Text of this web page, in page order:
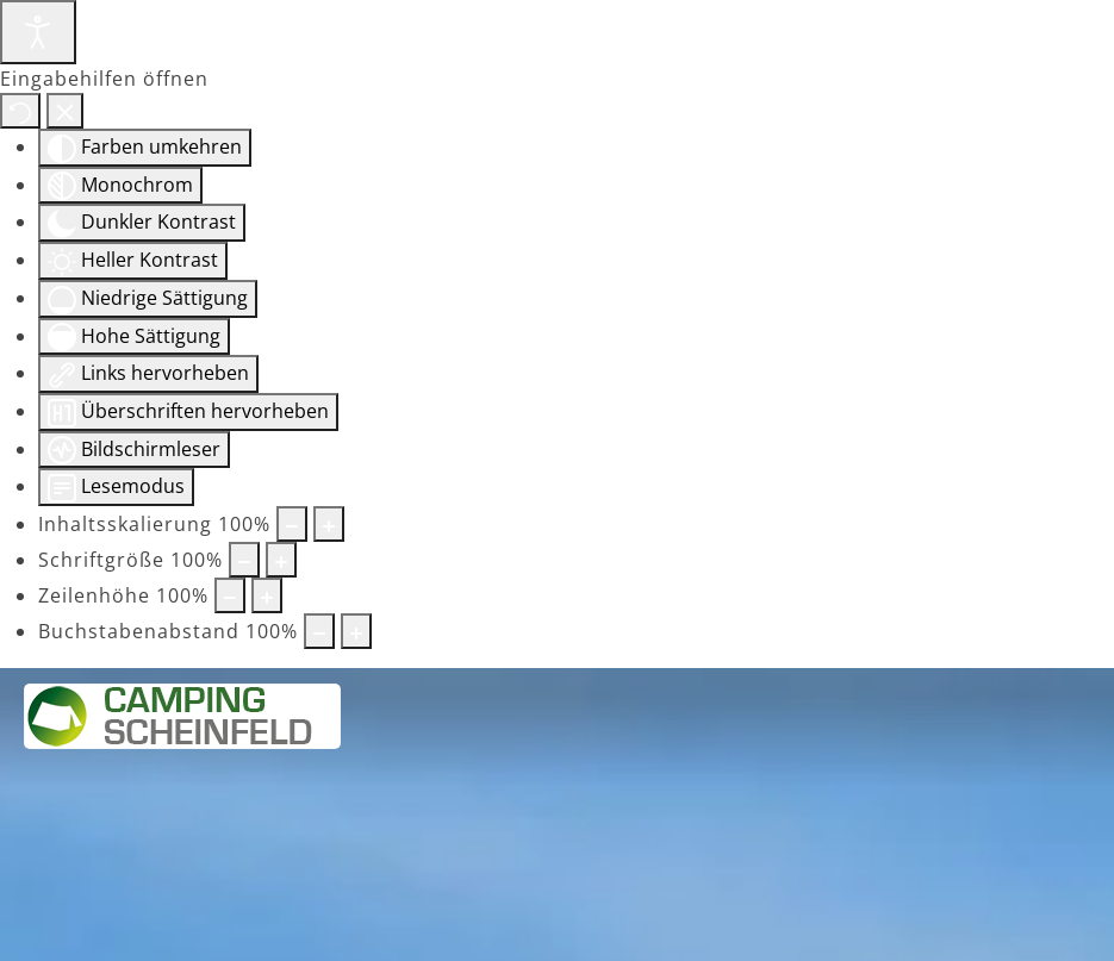
Eingabehilfen öffnen
Farben umkehren
Monochrom
Dunkler Kontrast
Heller Kontrast
Niedrige Sättigung
Hohe Sättigung
Links hervorheben
Überschriften hervorheben
Bildschirmleser
Lesemodus
Inhaltsskalierung 100%
Schriftgröße 100%
Zeilenhöhe 100%
Buchstabenabstand 100%